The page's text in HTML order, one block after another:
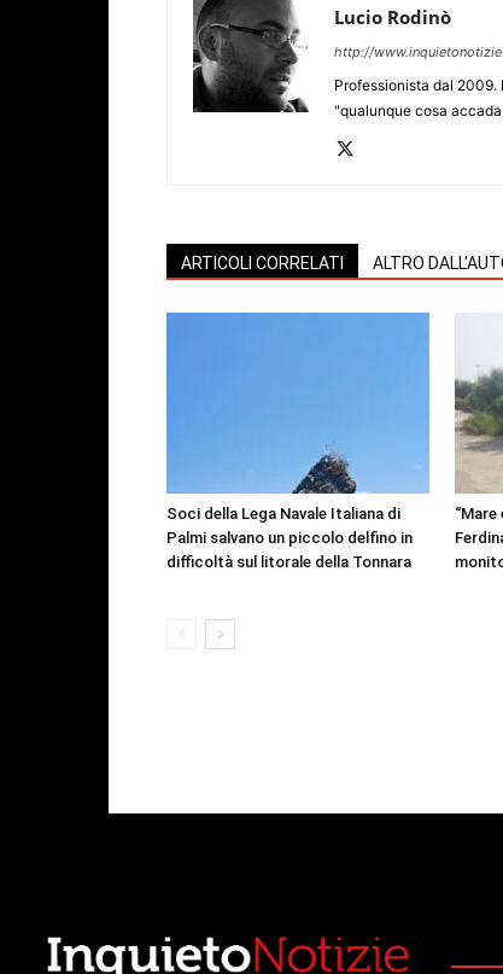
Lucio Rodinò
http://
Professionista dal 2009.
"qualunque cosa
ARTICOLI CORRELATI ALTRO
Soci della Lega Navale Italiana di
Palmi salvano un piccolo delfino in
difficoltà sul litorale della Tonnara
“Mare